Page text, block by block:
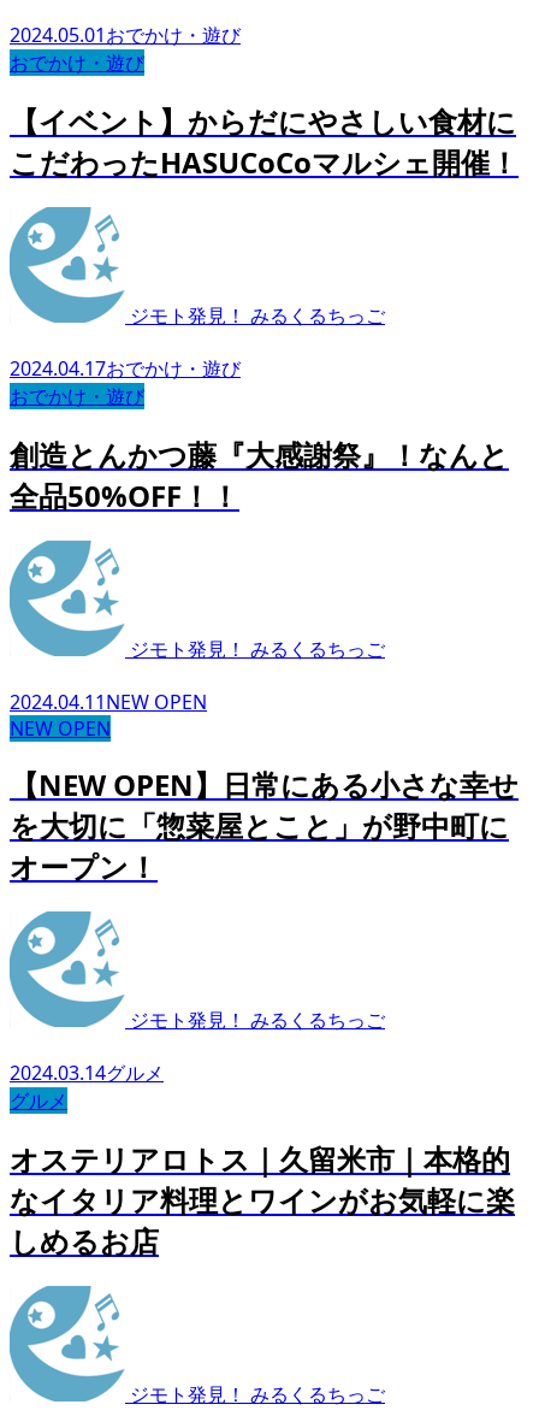
2024.05.01おでかけ・遊び
おでかけ・遊び
【イベント】からだにやさしい食材に
こだわったHASUCoCoマルシェ開催！
ジモト発見！ みるくるちっご
2024.04.17おでかけ・遊び
おでかけ・遊び
創造とんかつ藤『大感謝祭』！なんと
全品50%OFF！！
ジモト発見！ みるくるちっご
2024.04.11NEW OPEN
NEW OPEN
【NEW OPEN】日常にある小さな幸せ
を大切に「惣菜屋とこと」が野中町に
オープン！
ジモト発見！ みるくるちっご
2024.03.14グルメ
グルメ
オステリアロトス｜久留米市｜本格的
なイタリア料理とワインがお気軽に楽
しめるお店
ジモト発見！ みるくるちっご